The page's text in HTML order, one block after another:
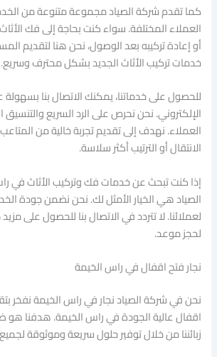
كما تقدم شركة الصياد مجموعة متنوعة من
العملاء المختلفة. سواء كنت بحاجة إلى فك
أو إعادة تركيبه بعد الوصول، نحن هنا لتقديم
خدمات تركيب الأثاث الجديد بشكل محترف وسريع.
للحصول على خدماتنا، يمكنك الاتصال بنا بسهولة
الإلكتروني. نحن نحرص على الرد السريع
العملاء. نهدف إلى تقديم تجربة خالية من
الانتقال أو الترتيب أكثر سلاسة.
إذا كنت تبحث عن خدمات فك وتركيب الأثاث في
الصياد هي الخيار الأمثل لك. نحن نضمن جودة
لعملائنا. لا تتردد في الاتصال بنا للحصول على
لحجز موعد.
نجار فتح اقفال في راس الخيمة
نحن في شركة الصياد نجار في راس الخيمة نفخر
اقفال عالية الجودة في راس الخيمة. هدفنا هو
زبائننا من خلال توفير حلول سريعة وموثوقة